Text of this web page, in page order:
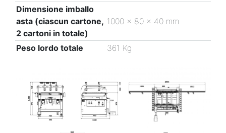
Dimensione imballo
asta (ciascun cartone,
2 cartoni in totale)
1000 x 80 x 40 mm
Peso lordo totale 361 Kg